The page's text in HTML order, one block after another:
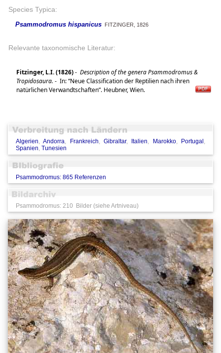
Species Typica:
Psammodromus hispanicus FITZINGER, 1826
Relevante taxonomische Literatur:
Fitzinger, L.I. (1826)- Description of the genera Psammodromus &
Tropidosaura. - In: “Neue Classification der Reptilien nach ihren
natürlichen Verwandtschaften”. Heubner, Wien.
Algerien,Andorra, Frankreich,Gibraltar, Italien, Marokko, Portugal ,
Spanien, Tunesien
Psammodromus: 865 Referenzen
Psammodromus: 210 Bilder (siehe Artniveau)